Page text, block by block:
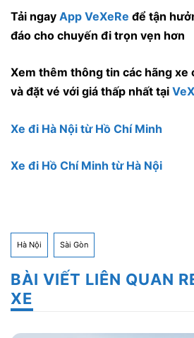
Tải ngay App VeXeRe để tận
đáo cho chuyến đi trọn vẹn hơn
Xem thêm thông tin các hãng
và đặt vé với giá thấp nhất tại
Xe đi Hà Nội từ Hồ Chí Minh
Xe đi Hồ Chí Minh từ Hà Nội
Hà Nội Sài Gòn
BÀI VIẾT LIÊN QUAN
XE